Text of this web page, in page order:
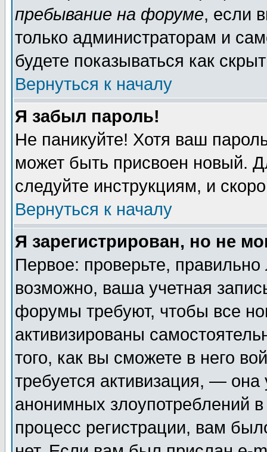
пребывание на форуме, если
только администраторам и
будете показываться как
Вернуться к началу
Я забыл пароль!
Не паникуйте! Хотя ваш
может быть присвоен новый.
следуйте инструкциям, и
Вернуться к началу
Я зарегистрирован, но не
Первое: проверьте,
возможно, ваша учетная
форумы требуют, чтобы все
активизированы
того, как вы сможете в него
требуется активизация, —
анонимных злоупотреблений
процесс регистрации, вам